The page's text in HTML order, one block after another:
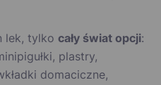
lek, tylko cały świat opcji:
plastry,
domaciczne,